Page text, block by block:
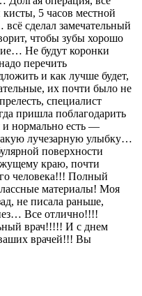
5 часов местной
сделал замечательный
чтобы зубы хорошо
Не будут коронки
перечить
и как лучше будет,
их почти было не
специалист
пришла поблагодарить
и нормально есть —
лучезарную улыбку…
поверхности
краю, почти
человека!!! Полный
материалы! Моя
не писала раньше,
Все отлично!!!!
врач!!!!! И с днем
врачей!!! Вы